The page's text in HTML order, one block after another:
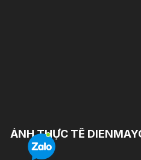
ẢNH THỰC TẾ